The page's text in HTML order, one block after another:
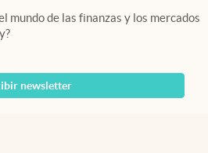
mundo de las finanzas y los mercados
newsletter